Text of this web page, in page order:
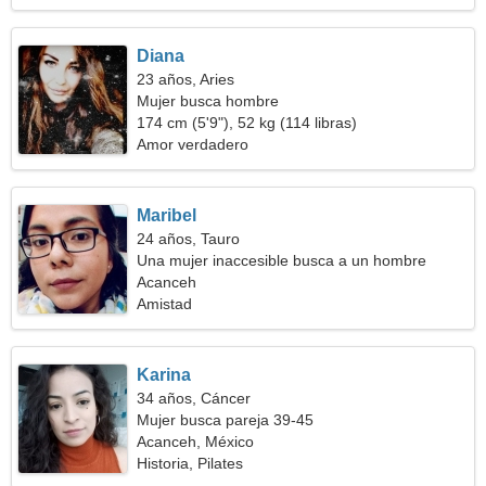
Diana
23 años, Aries
Mujer busca hombre
174 cm (5'9"), 52 kg (114 libras)
Amor verdadero
Maribel
24 años, Tauro
Una mujer inaccesible busca a un hombre
Acanceh
Amistad
Karina
34 años, Cáncer
Mujer busca pareja 39-45
Acanceh, México
Historia, Pilates